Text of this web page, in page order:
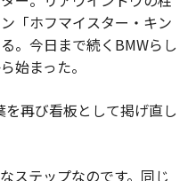
「ホフマイスター・キン
。今日まで続くBMWらし
始まった。
再び看板として掲げ直し
ステップなのです。同じ